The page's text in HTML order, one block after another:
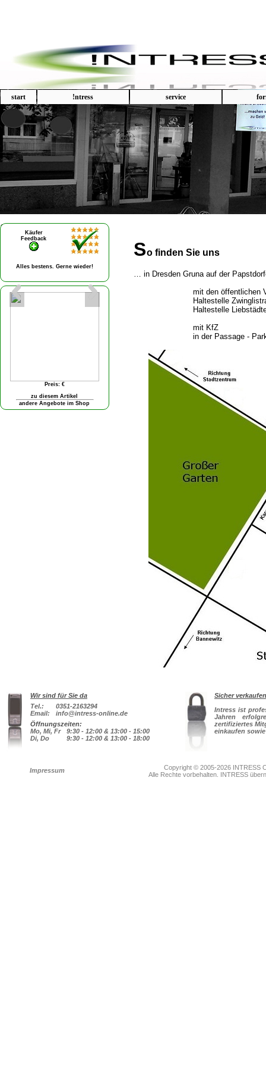
start !ntress service
So finden Sie uns
… in Dresden Gruna auf der
mit den öffentlichen
Haltestelle
Haltestelle
mit KfZ
in der Passage -
Wir sind für Sie da
Tel.:
0351-2163294
Email:
info@intress-online.de
Öffnungszeiten:
Mo, Mi, Fr
9:30 - 12:00 & 13:00 - 15:00
Di, Do
9:30 - 12:00 & 13:00 - 18:00
Sicher
Intress ist
Jahren
zertifiziertes
einkaufen
Impressum
Copyright © 2005-2026 INTRESS
Alle Rechte vorbehalten. INTRESS